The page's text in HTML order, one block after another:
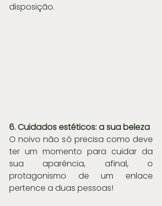
disposição.
6. Cuidados estéticos: a sua beleza
O noivo não só precisa como deve
ter um momento para cuidar da
sua aparência, afinal, o
protagonismo de um enlace
pertence a duas pessoas!